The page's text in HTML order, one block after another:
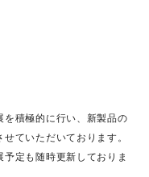
を積極的に行い、新製品の
ていただいております。
定も随時更新しておりま